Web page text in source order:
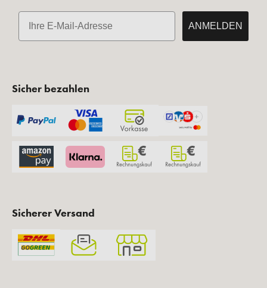
E-Mail
ANMELDEN
Sicher bezahlen
Sicherer Versand